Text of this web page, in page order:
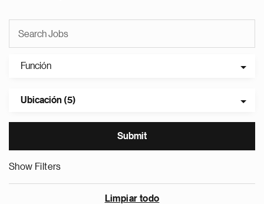
Función
Ubicación (5)
Show Filters
Limpiar todo